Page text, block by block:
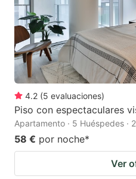
4.2 (5 evaluaciones)
Piso con espectaculares
Apartamento · 5 Huéspedes ·
58 € por noche*
Ver